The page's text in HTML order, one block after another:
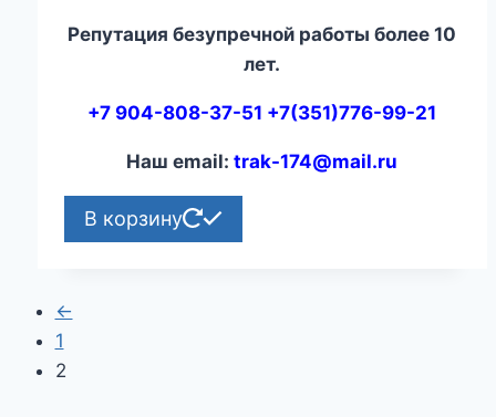
Репутация безупречной работы более 10
лет.
+7 904-808-37-51 +7(351)776-99-21
Наш email:trak-174@mail.ru
В корзину
←
1
2